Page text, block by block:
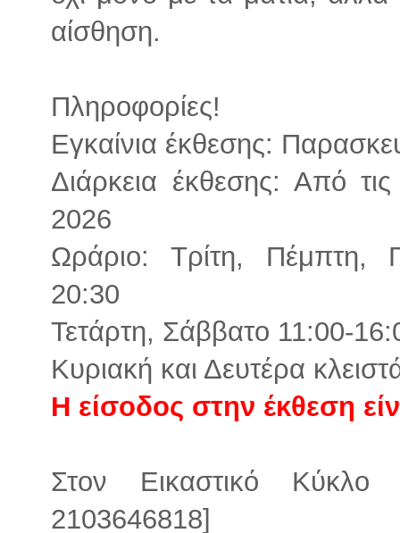
αίσθηση.
Πληροφορίες!
Εγκαίνια έκθεσης:
Διάρκεια έκθεσης: Από
2026
Ωράριο: Τρίτη, Πέμπτη,
20:30
Τετάρτη, Σάββατο 11:00-
Κυριακή και Δευτέρα
Η είσοδος στην έκθεση
Στον Εικαστικό
2103646818]